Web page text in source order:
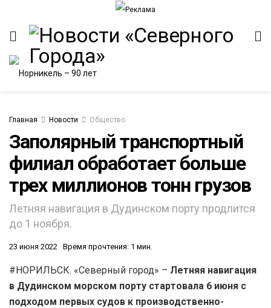
Главная Новости Общество
Заполярный транспортный
филиал обработает больше
трех миллионов тонн грузов
Летняя навигация в Дудинском порту продлится
до 1 ноября.
23 июня 2022 Время прочтения: 1 мин.
#НОРИЛЬСК. «Северный город» – Летняя навигация
в Дудинском морском порту стартовала 6 июня с
подходом первых судов к производственно-